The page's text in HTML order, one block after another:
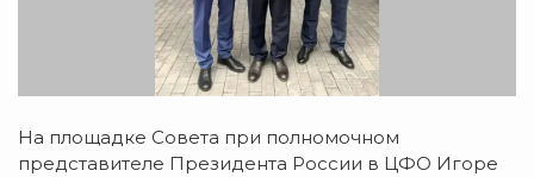
На площадке Совета при полномочном
представителе Президента России в ЦФО Игоре